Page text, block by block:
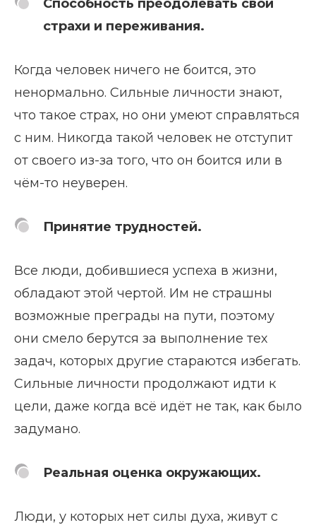
Способность преодолевать свои
страхи и переживания.
Когда человек ничего не боится, это
ненормально. Сильные личности знают,
что такое страх, но они умеют справляться
с ним. Никогда такой человек не отступит
от своего из-за того, что он боится или в
чём-то неуверен.
Принятие трудностей.
Все люди, добившиеся успеха в жизни,
обладают этой чертой. Им не страшны
возможные преграды на пути, поэтому
они смело берутся за выполнение тех
задач, которых другие стараются избегать.
Сильные личности продолжают идти к
цели, даже когда всё идёт не так, как было
задумано.
Реальная оценка окружающих.
Люди, у которых нет силы духа, живут с